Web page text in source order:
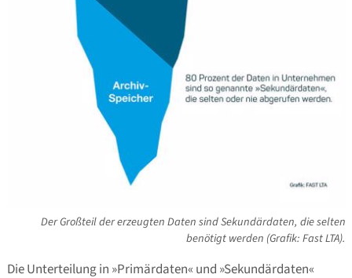
Der Großteil der erzeugten Daten sind Sekundärdaten, die selten
benötigt werden (Grafik: Fast LTA).
Die Unterteilung in »Primärdaten« und »Sekundärdaten«